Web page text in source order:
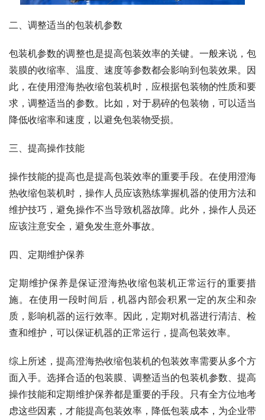
二、调整适当的包装机参数
包装机参数的调整也是提高包装效率的关键。一般来说，包
装膜的收缩率、温度、速度等参数都会影响到包装效果。因
此，在使用澄海热收缩包装机时，应根据包装物的性质和要
求，调整适当的参数。比如，对于易碎的包装物，可以适当
降低收缩率和速度，以避免包装物受损。
三、提高操作技能
操作技能的提高也是提高包装效率的重要手段。在使用澄海
热收缩包装机时，操作人员应该熟练掌握机器的使用方法和
维护技巧，避免操作不当导致机器故障。此外，操作人员还
应该注意安全，避免发生意外事故。
四、定期维护保养
定期维护保养是保证澄海热收缩包装机正常运行的重要措
施。在使用一段时间后，机器内部会积累一定的灰尘和杂
质，影响机器的运行效率。因此，定期对机器进行清洁、检
查和维护，可以保证机器的正常运行，提高包装效率。
综上所述，提高澄海热收缩包装机的包装效率需要从多个方
面入手。选择合适的包装膜、调整适当的包装机参数、提高
操作技能和定期维护保养都是重要的手段。只有全方位地考
虑这些因素，才能提高包装效率，降低包装成本，为企业带